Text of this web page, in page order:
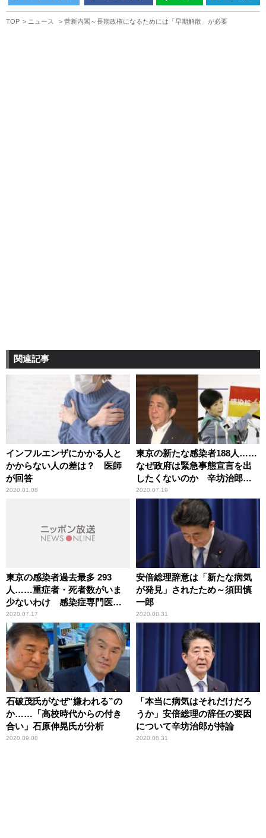
TOP ニュース 菅新内閣～長期政権になるためには「早期解散」が必要
関連記事
インフルエンザにかかる人と
かからない人の差は？ 医師
が回答
2020.01.08
東京の新たな感染者188人……
なぜ政府は緊急事態宣言を出
したくないのか 辛坊治郎が
持論
2020.07.19
東京の感染者過去最多 293
人……重症者・死者数がいま
少ないわけ 感染症専門医が
分析
2020.07.17
安倍総理辞意は「新たな病気
が発見」されたため～須田慎
一郎
2020.08.31
石破茂氏がなぜ“嫌われる”の
か……「高校時代からの付き
合い」石原伸晃氏が分析
2020.09.08
「本当に病気はそれだけだろ
うか」安倍総理の辞任の要因
について辛坊治郎が持論
2020.08.31